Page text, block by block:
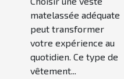
adaptée à votre
style de vie ?
matelassée adéquate
peut transformer
votre expérience au
quotidien. Ce type de
vêtement...